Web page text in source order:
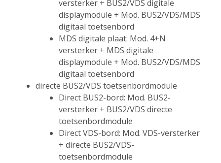
versterker + BUS2/VDS digitale
displaymodule + Mod. BUS2/VDS/MDS
digitaal toetsenbord
MDS digitale plaat: Mod. 4+N
versterker + MDS digitale
displaymodule + Mod. BUS2/VDS/MDS
digitaal toetsenbord
directe BUS2/VDS toetsenbordmodule
Direct BUS2-bord: Mod. BUS2-
versterker + BUS2/VDS directe
toetsenbordmodule
Direct VDS-bord: Mod. VDS-versterker
+ directe BUS2/VDS-
toetsenbordmodule